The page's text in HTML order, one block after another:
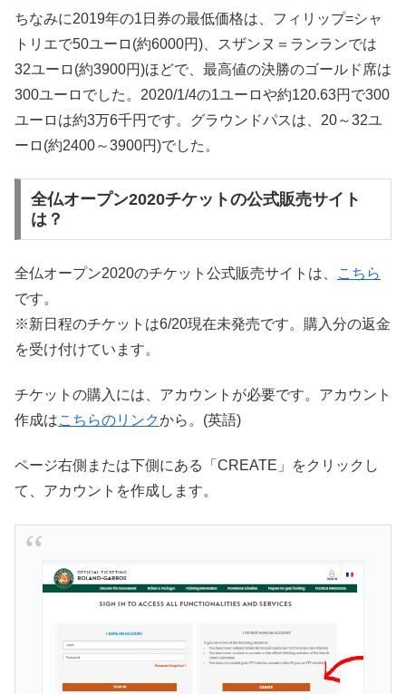
ちなみに2019年の1日券の最低価格は、フィリップ=シャ
トリエで50ユーロ(約6000円)、スザンヌ＝ランランでは
32ユーロ(約3900円)ほどで、最高値の決勝のゴールド席は
300ユーロでした。2020/1/4の1ユーロや約120.63円で300
ユーロは約3万6千円です。グラウンドパスは、20～32ユ
ーロ(約2400～3900円)でした。
全仏オープン2020チケットの公式販売サイト
は？
全仏オープン2020のチケット公式販売サイトは、
こちら
です。
※新日程のチケットは6/20現在未発売です。購入分の返金
を受け付けています。
チケットの購入には、アカウントが必要です。アカウント
作成はこちらのリンクから。(英語)
ページ右側または下側にある「CREATE」をクリックし
て、アカウントを作成します。